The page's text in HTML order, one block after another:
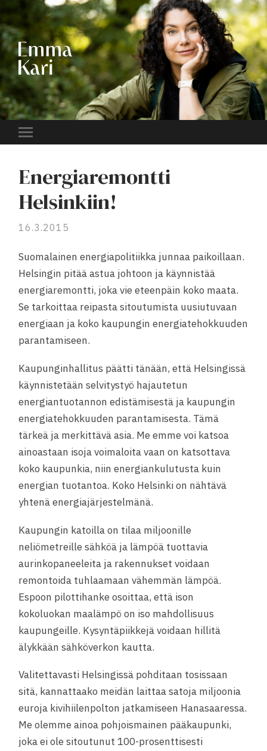
EMMA
KARI
Toggle
Energiaremontti
Helsinkiin!
16.3.2015
Suomalainen energiapolitiikka junnaa paikoillaan.
Helsingin pitää astua johtoon ja käynnistää
energiaremontti, joka vie eteenpäin koko maata.
Se tarkoittaa reipasta sitoutumista uusiutuvaan
energiaan ja koko kaupungin energiatehokkuuden
parantamiseen.
Kaupunginhallitus päätti tänään, että Helsingissä
käynnistetään selvitystyö hajautetun
energiantuotannon edistämisestä ja kaupungin
energiatehokkuuden parantamisesta. Tämä
tärkeä ja merkittävä asia. Me emme voi katsoa
ainoastaan isoja voimaloita vaan on katsottava
koko kaupunkia, niin energiankulutusta kuin
energian tuotantoa. Koko Helsinki on nähtävä
yhtenä energiajärjestelmänä.
Kaupungin katoilla on tilaa miljoonille
neliömetreille sähköä ja lämpöä tuottavia
aurinkopaneeleita ja rakennukset voidaan
remontoida tuhlaamaan vähemmän lämpöä.
Espoon pilottihanke osoittaa, että ison
kokoluokan maalämpö on iso mahdollisuus
kaupungeille. Kysyntäpiikkejä voidaan hillitä
älykkään sähköverkon kautta.
Valitettavasti Helsingissä pohditaan tosissaan
sitä, kannattaako meidän laittaa satoja miljoonia
euroja kivihiilenpolton jatkamiseen Hanasaaressa.
Me olemme ainoa pohjoismainen pääkaupunki,
joka ei ole sitoutunut 100-prosenttisesti